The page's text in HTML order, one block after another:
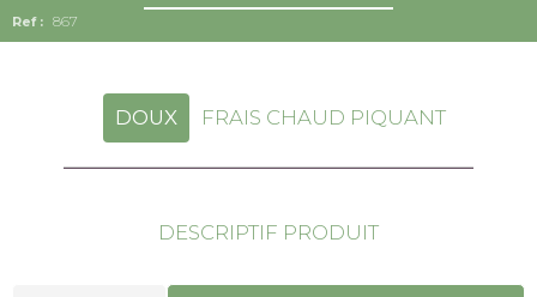
867
DOUX FRAIS CHAUD PIQUANT
DESCRIPTIF PRODUIT